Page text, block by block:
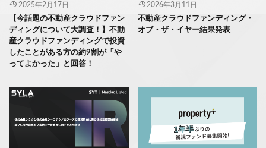
2025年2月17日
【今話題の不動産クラウドファン
ディングについて大調査！】不動
産クラウドファンディングで投資
したことがある方の約9割が「や
ってよかった」と回答！
2026年3月11日
不動産クラウドファンディング・
オブ・ザ・イヤー結果発表